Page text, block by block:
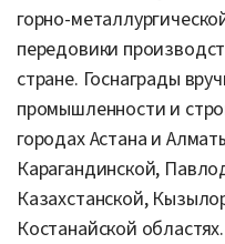
горно-
передовики
стране. Госнаграды
промышленности и
городах Астана и
Карагандинской,
Казахстанской,
Костанайской областях.